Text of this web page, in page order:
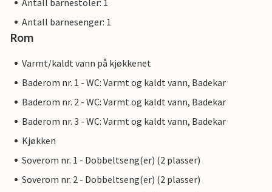
Antall barnestoler: 1
Antall barnesenger: 1
Rom
Varmt/kaldt vann på kjøkkenet
Baderom nr. 1 - WC: Varmt og kaldt vann, Badekar
Baderom nr. 2 - WC: Varmt og kaldt vann, Badekar
Baderom nr. 3 - WC: Varmt og kaldt vann, Badekar
Kjøkken
Soverom nr. 1 - Dobbeltseng(er) (2 plasser)
Soverom nr. 2 - Dobbeltseng(er) (2 plasser)